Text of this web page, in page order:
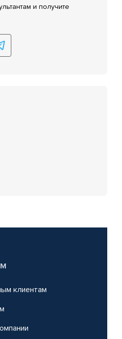
и получите
клиентам